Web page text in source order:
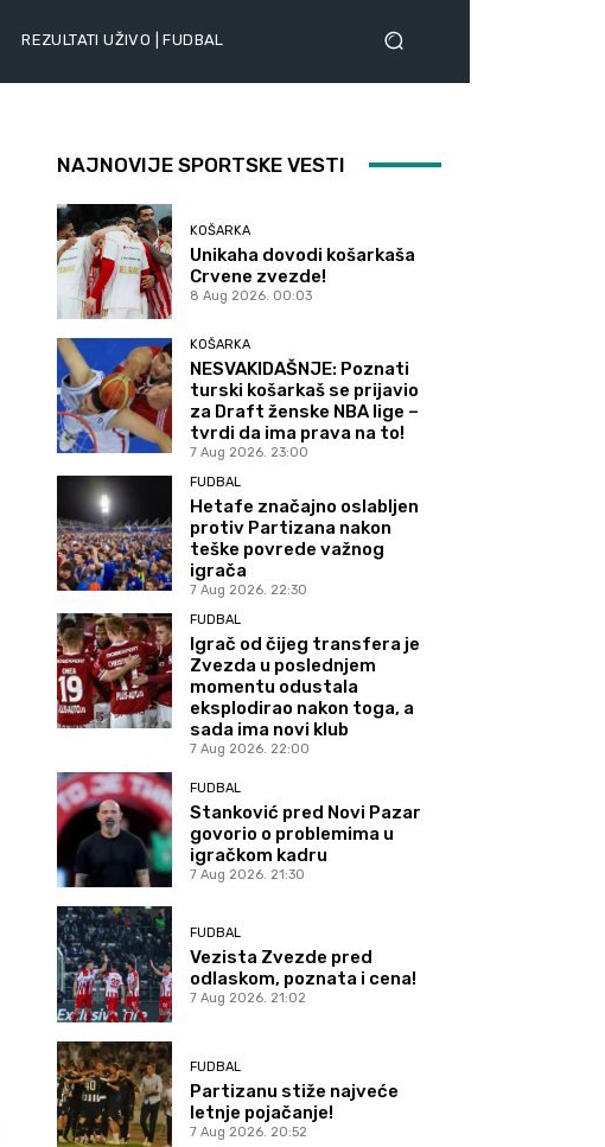
REZULTATI UŽIVO | FUDBAL
NAJNOVIJE SPORTSKE VESTI
KOŠARKA
Unikaha dovodi košarkaša
Crvene zvezde!
8 Aug 2026. 00:03
KOŠARKA
NESVAKIDAŠNJE: Poznati
turski košarkaš se prijavio
za Draft ženske NBA lige –
tvrdi da ima prava na to!
7 Aug 2026. 23:00
FUDBAL
Hetafe značajno oslabljen
protiv Partizana nakon
teške povrede važnog
igrača
7 Aug 2026. 22:30
FUDBAL
Igrač od čijeg transfera je
Zvezda u poslednjem
momentu odustala
eksplodirao nakon toga, a
sada ima novi klub
7 Aug 2026. 22:00
FUDBAL
Stanković pred Novi Pazar
govorio o problemima u
igračkom kadru
7 Aug 2026. 21:30
FUDBAL
Vezista Zvezde pred
odlaskom, poznata i cena!
7 Aug 2026. 21:02
FUDBAL
Partizanu stiže najveće
letnje pojačanje!
7 Aug 2026. 20:52